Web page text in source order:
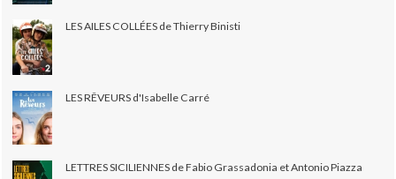
LES AILES COLLÉES de Thierry Binisti
LES RÊVEURS d'Isabelle Carré
LETTRES SICILIENNES de Fabio Grassadonia et Antonio Piazza